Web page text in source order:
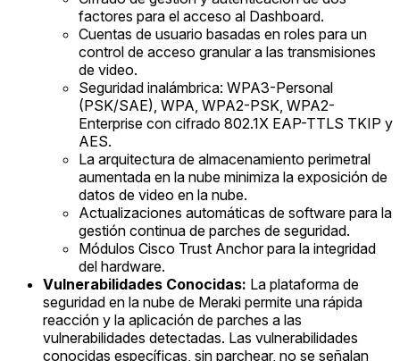
factores para el acceso al Dashboard.
Cuentas de usuario basadas en roles para un
control de acceso granular a las transmisiones
de video.
Seguridad inalámbrica: WPA3-Personal
(PSK/SAE), WPA, WPA2-PSK, WPA2-
Enterprise con cifrado 802.1X EAP-TTLS TKIP y
AES.
La arquitectura de almacenamiento perimetral
aumentada en la nube minimiza la exposición de
datos de video en la nube.
Actualizaciones automáticas de software para la
gestión continua de parches de seguridad.
Módulos Cisco Trust Anchor para la integridad
del hardware.
Vulnerabilidades Conocidas: La plataforma de
seguridad en la nube de Meraki permite una rápida
reacción y la aplicación de parches a las
vulnerabilidades detectadas. Las vulnerabilidades
conocidas específicas, sin parchear, no se señalan